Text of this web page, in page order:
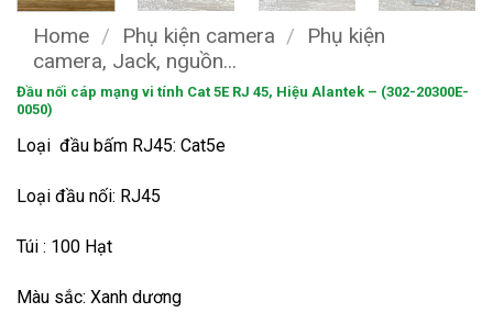
Home / Phụ kiện camera /
Phụ kiện
camera, Jack, nguồn...
Đầu nối cáp mạng vi tính Cat 5E RJ 45, Hiệu Alantek – (302-20300E-
0050)
Loại đầu bấm RJ45: Cat5e
Loại đầu nối: RJ45
Túi : 100 Hạt
Màu sắc: Xanh dương